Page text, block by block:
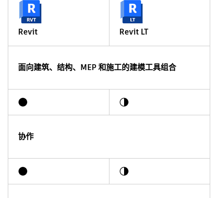
Revit Revit LT
面向建筑、结构、MEP 和施工的建模工具组合
协作